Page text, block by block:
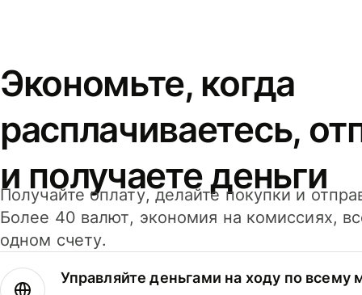
Экономьте, когда
расплачиваетесь,
и получаете деньги
Получайте оплату, делайте покупки и
Более 40 валют, экономия на комиссиях,
одном счету.
Управляйте деньгами на ходу по всему